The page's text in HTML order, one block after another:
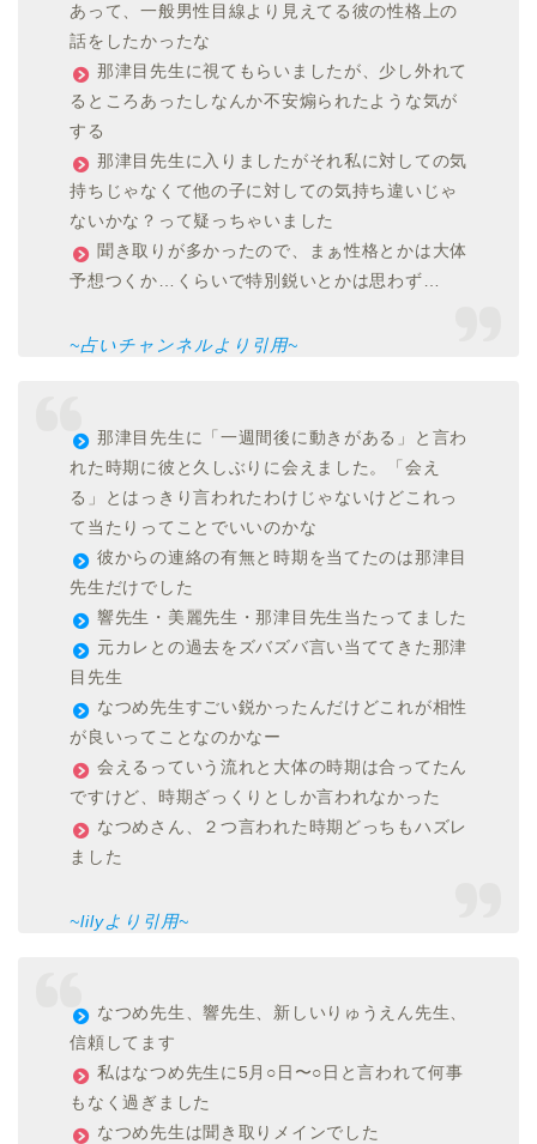
あって、一般男性目線より見えてる彼の性格上の
話をしたかったな
那津目先生に視てもらいましたが、少し外れて
るところあったしなんか不安煽られたような気が
する
那津目先生に入りましたがそれ私に対しての気
持ちじゃなくて他の子に対しての気持ち違いじゃ
ないかな？って疑っちゃいました
聞き取りが多かったので、まぁ性格とかは大体
予想つくか…くらいで特別鋭いとかは思わず…
~占いチャンネルより引用~
那津目先生に「一週間後に動きがある」と言わ
れた時期に彼と久しぶりに会えました。「会え
る」とはっきり言われたわけじゃないけどこれっ
て当たりってことでいいのかな
彼からの連絡の有無と時期を当てたのは那津目
先生だけでした
響先生・美麗先生・那津目先生当たってました
元カレとの過去をズバズバ言い当ててきた那津
目先生
なつめ先生すごい鋭かったんだけどこれが相性
が良いってことなのかなー
会えるっていう流れと大体の時期は合ってたん
ですけど、時期ざっくりとしか言われなかった
なつめさん、２つ言われた時期どっちもハズレ
ました
~lilyより引用~
なつめ先生、響先生、新しいりゅうえん先生、
信頼してます
私はなつめ先生に5月○日〜○日と言われて何事
もなく過ぎました
なつめ先生は聞き取りメインでした